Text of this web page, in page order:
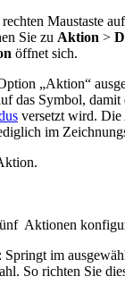
Maustaste
Sie zu Aktion >
öffnet sich.
„Aktion“
das Symbol, damit
versetzt wird.
im
Aktionen
: Springt im
So richten Sie